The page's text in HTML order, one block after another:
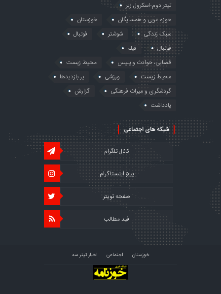
تیتر دوم-اسکرول زیر
حوزه عربی و همسایگان
خوزستان
سبک زندگی
شوشتر
فوتبال
فوتبال
فیلم
قضایی، حوادث و پلیس
محیط زیست
محیط زیست
ورزشی
پر بازدیدها
گردشگری و میراث فرهنگی
گزارش
یادداشت
شبکه های اجتماعی
کانال تلگرام
پیج اینستاگرام
صفحه تویتر
فید مطالب
خوزستان اجتماعی اخبار تیتر سه